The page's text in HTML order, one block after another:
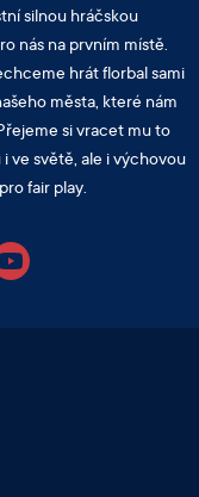
silnou hráčskou
nás na prvním místě.
hrát florbal sami
města, které nám
si vracet mu to
ve světě, ale i výchovou
fair play.